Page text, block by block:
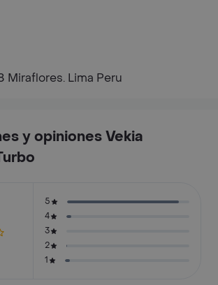
Miraflores. Lima Peru
y opiniones Vekia
5
4
3
2
1